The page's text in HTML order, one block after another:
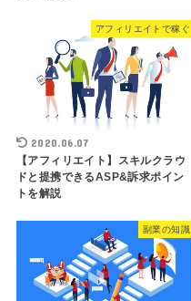
アフィリエイトで稼ぐ
2020.06.07
【アフィリエイト】スキルクラウ
ドと提携できるASP&訴求ポイン
トを解説
副業の知識